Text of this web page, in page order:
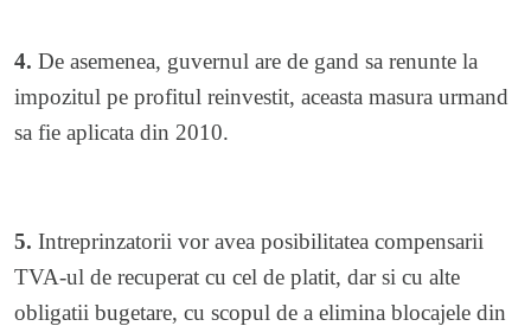
4. De asemenea, guvernul are de gand sa renunte la
impozitul pe profitul reinvestit, aceasta masura urmand
sa fie aplicata din 2010.
5. Intreprinzatorii vor avea posibilitatea compensarii
TVA-ul de recuperat cu cel de platit, dar si cu alte
obligatii bugetare, cu scopul de a elimina blocajele din